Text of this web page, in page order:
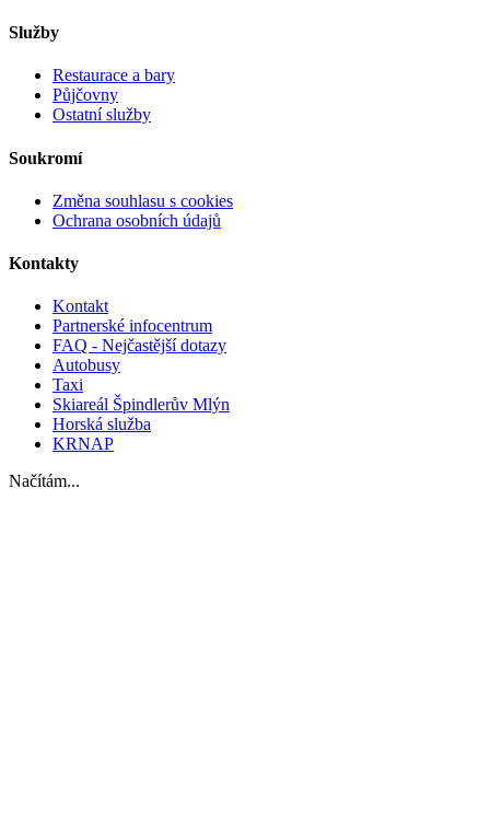
Služby
Restaurace a bary
Půjčovny
Ostatní služby
Soukromí
Změna souhlasu s cookies
Ochrana osobních údajů
Kontakty
Kontakt
Partnerské infocentrum
FAQ - Nejčastější dotazy
Autobusy
Taxi
Skiareál Špindlerův Mlýn
Horská služba
KRNAP
Načítám...